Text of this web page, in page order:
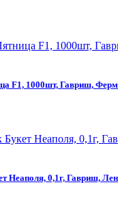
F1, 1000шт, Гавриш,
Неаполя, 0,1г, Гавриш,